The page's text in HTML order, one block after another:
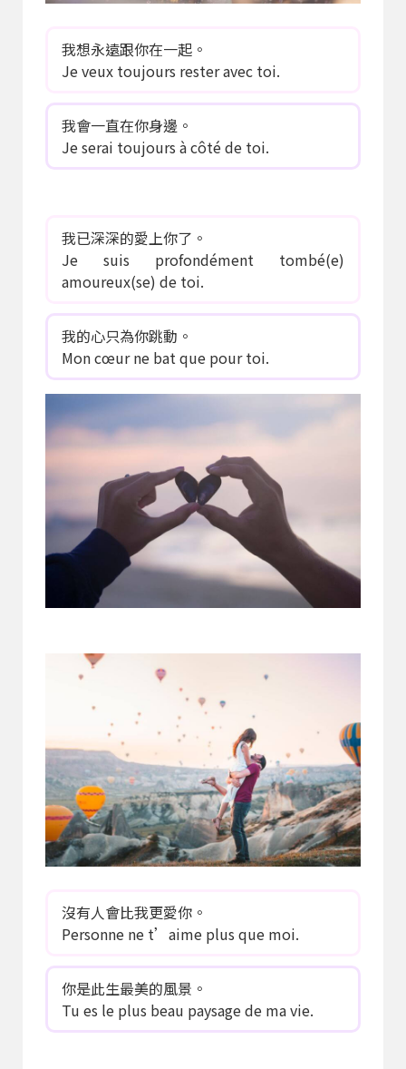
我想永遠跟你在一起。
Je veux toujours rester avec toi.
我會一直在你身邊。
Je serai toujours à côté de toi.
我已深深的愛上你了。
Je suis profondément tombé(e)
amoureux(se) de toi.
我的心只為你跳動。
Mon cœur ne bat que pour toi.
沒有人會比我更愛你。
Personne ne t’aime plus que moi.
你是此生最美的風景。
Tu es le plus beau paysage de ma vie.